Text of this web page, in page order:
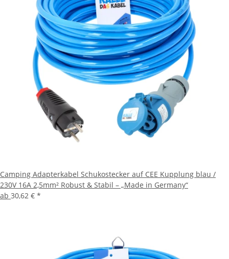
Camping Adapterkabel Schukostecker auf CEE Kupplung blau /
230V 16A 2,5mm² Robust & Stabil – „Made in Germany“
ab 30,62 € *